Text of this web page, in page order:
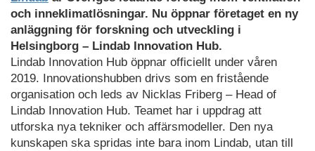
och inneklimatlösningar. Nu öppnar företaget en ny
anläggning för forskning och utveckling i
Helsingborg – Lindab Innovation Hub.
Lindab Innovation Hub öppnar officiellt under våren
2019. Innovationshubben drivs som en fristående
organisation och leds av Nicklas Friberg – Head of
Lindab Innovation Hub. Teamet har i uppdrag att
utforska nya tekniker och affärsmodeller. Den nya
kunskapen ska spridas inte bara inom Lindab, utan till